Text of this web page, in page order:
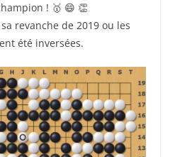
! 🥇 😄 👏
revanche de 2019 ou les
été inversées.